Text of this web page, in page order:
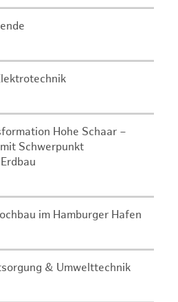
Hohe Schaar –
Schwerpunkt
im Hamburger Hafen
& Umwelttechnik